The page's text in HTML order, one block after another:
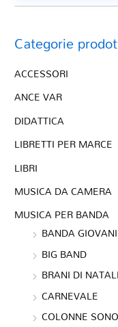
Categorie
ACCESSORI
ANCE VAR
DIDATTICA
LIBRETTI PER MARCE
LIBRI
MUSICA DA CAMERA
MUSICA PER BANDA
BANDA
BIG BAND
BRANI DI
CARNEVALE
COLONNE